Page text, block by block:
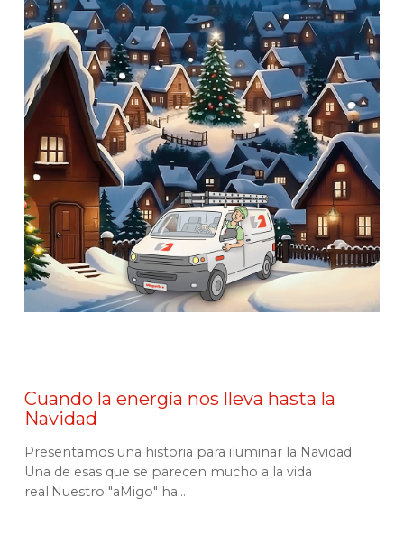
Cuando la energía nos lleva hasta la
Navidad
Presentamos una historia para iluminar la Navidad.
Una de esas que se parecen mucho a la vida
real.Nuestro "aMigo" ha...